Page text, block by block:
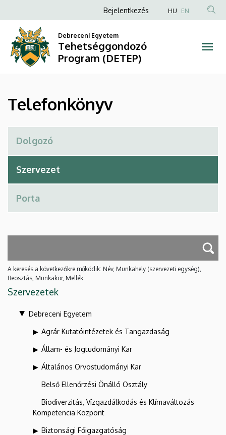
Telefonkönyv
Tehetséggondozó
Program
(DETEP)
a
tartalomra
Anonim
fiók
menüje
Bejelentkezés HU EN
Debreceni Egyetem
Tehetséggondozó
Program (DETEP)
Telefonkönyv
A keresés a következőkre működik: Név, Munkahely (szervezeti egység),
Beosztás, Munkakör, Mellék
Szervezetek
Debreceni Egyetem
Agrár Kutatóintézetek és Tangazdaság
Állam- és Jogtudományi Kar
Általános Orvostudományi Kar
Belső Ellenőrzési Önálló Osztály
Biodiverzitás, Vízgazdálkodás és Klímaváltozás
Kompetencia Központ
Biztonsági Főigazgatóság